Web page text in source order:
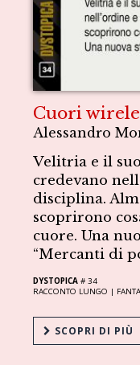
Cuori
Alessandro
Velitria e il
credevano
disciplina.
scoprirono
cuore. Una
“Mercanti di
DYSTOPICA # 34
RACCONTO LUNGO |
SCOPRI DI PIÙ